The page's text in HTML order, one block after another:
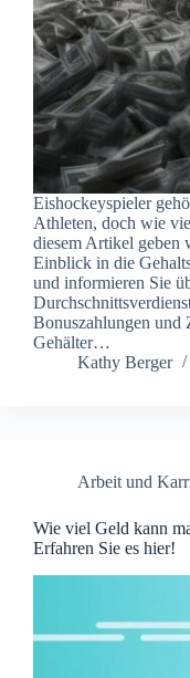
Eishockeyspieler
Athleten, doch wie
diesem Artikel geben
Einblick in die
und informieren Sie
Bonuszahlungen und
Gehälter…
Kathy Berger
Arbeit und
Wie viel Geld kann
Erfahren Sie es hier!